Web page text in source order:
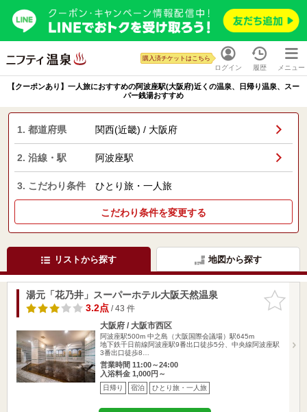
ログイン
購入済チケットはこちら
履歴 メニュー
【クーポンあり】一人旅におすすめの阿波座駅(大阪府)近くの温泉、日帰り温泉、スー
パー銭湯おすすめ
1. 都道府県 関西(近畿) / 大阪府
2. 沿線・駅 阿波座駅
3. こだわり条件 ひとり旅・一人旅
こだわり条件を変更する
リストから探す 地図から探す
お気に入
りに追加
湯元「花乃井」スーパーホテル大阪天然温泉
3.2点/ 43 件
大阪府 / 大阪市西区
阿波座駅500m 中之島（大阪国際会議場）駅645m
地下鉄千日前線阿波座駅9番出口徒歩5分、中央線阿波座駅
3番出口徒歩8…
営業時間 11:00～24:00
入浴料金 1,000円～
日帰り 宿泊 ひとり旅・一人旅